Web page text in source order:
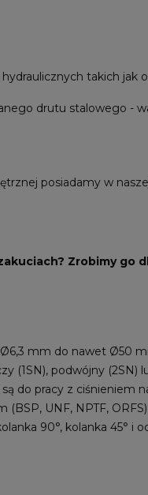
takich jak
drutu stalowego -
posiadamy w
Zrobimy go
mm do nawet Ø50
podwójny (2SN)
do pracy z ciśnieniem
UNF, NPTF,
90°, kolanka 45° i